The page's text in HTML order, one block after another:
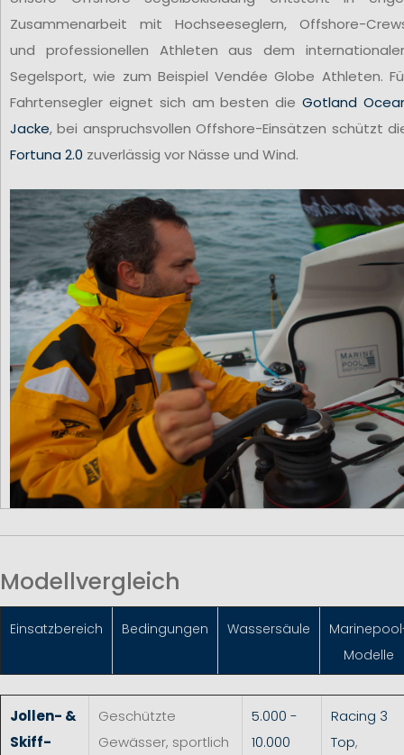
Zusammenarbeit mit Hochseeseglern, Offshore-
und professionellen Athleten aus dem
Segelsport, wie zum Beispiel Vendée Globe Athleten.
Fahrtensegler eignet sich am besten dieGotland
Jacke, bei anspruchsvollen Offshore-Einsätzen schützt
Fortuna 2.0 zuverlässig vor Nässe und Wind.
Modellvergleich
Einsatzbereich Bedingungen Wassersäule
Modelle
Jollen- &
Skiff-
Geschützte
Gewässer, sportlich
5.000 -
10.000
Racing 3
Top,